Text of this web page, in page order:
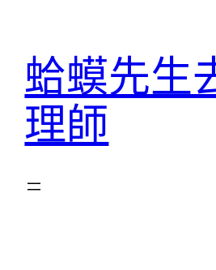
蛤蟆先生
理師